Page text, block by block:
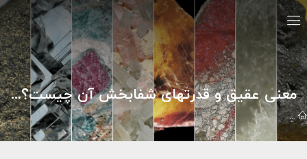
معنی عقیق و قدرتهای شفابخش آن چیست؟ - صنایع سنگ افشاری
مقالات سنگ آگات معنی عقیق و قدرتهای شفابخش آن چیست؟ -